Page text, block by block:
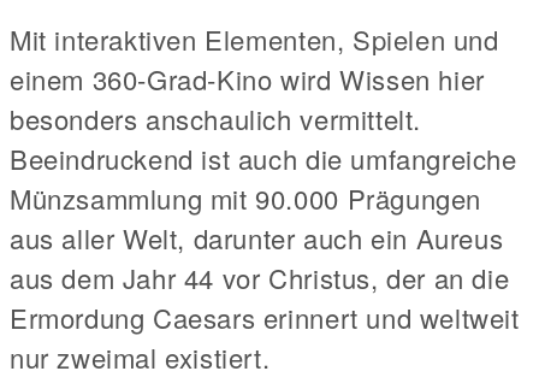
Mit interaktiven Elementen, Spielen und
einem 360-Grad-Kino wird Wissen hier
besonders anschaulich vermittelt.
Beeindruckend ist auch die umfangreiche
Münzsammlung mit 90.000 Prägungen
aus aller Welt, darunter auch ein Aureus
aus dem Jahr 44 vor Christus, der an die
Ermordung Caesars erinnert und weltweit
nur zweimal existiert.